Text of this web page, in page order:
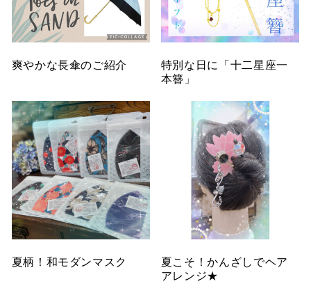
爽やかな長傘のご紹介
特別な日に「十二星座一
本簪」
夏柄！和モダンマスク
夏こそ！かんざしでヘア
アレンジ★